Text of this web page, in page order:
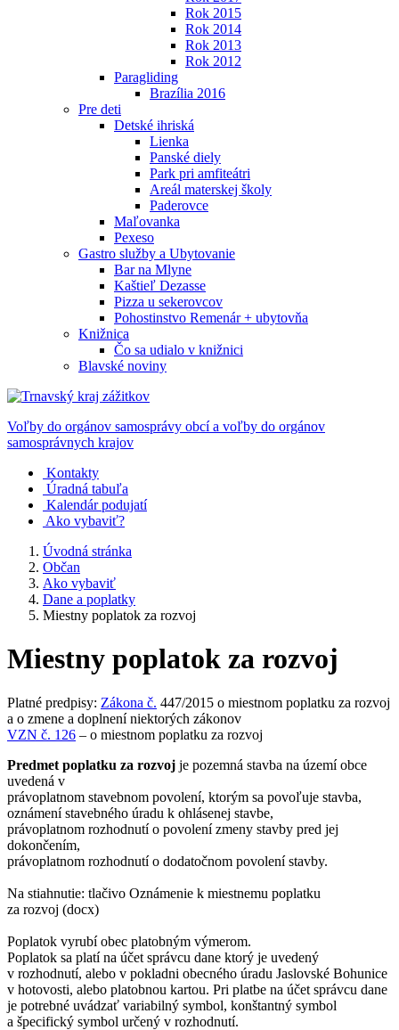
Rok 2015
Rok 2014
Rok 2013
Rok 2012
Paragliding
Brazília 2016
Pre deti
Detské ihriská
Lienka
Panské diely
Park pri amfiteátri
Areál materskej školy
Paderovce
Maľovanka
Pexeso
Gastro služby a Ubytovanie
Bar na Mlyne
Kaštieľ Dezasse
Pizza u sekerovcov
Pohostinstvo Remenár + ubytovňa
Knižnica
Čo sa udialo v knižnici
Blavské noviny
Voľby do orgánov samosprávy obcí a voľby do orgánov
samosprávnych krajov
Kontakty
Úradná tabuľa
Kalendár podujatí
Ako vybaviť?
Úvodná stránka
Občan
Ako vybaviť
Dane a poplatky
Miestny poplatok za rozvoj
Miestny poplatok za rozvoj
Platné predpisy: Zákona č. 447/2015 o miestnom poplatku za rozvoj
a o zmene a doplnení niektorých zákonov
VZN č. 126 – o miestnom poplatku za rozvoj
Predmet poplatku za rozvoj je pozemná stavba na území obce
uvedená v
právoplatnom stavebnom povolení, ktorým sa povoľuje stavba,
oznámení stavebného úradu k ohlásenej stavbe,
právoplatnom rozhodnutí o povolení zmeny stavby pred jej
dokončením,
právoplatnom rozhodnutí o dodatočnom povolení stavby.
Na stiahnutie: tlačivo Oznámenie k miestnemu poplatku
za rozvoj (docx)
Poplatok vyrubí obec platobným výmerom.
Poplatok sa platí na účet správcu dane ktorý je uvedený
v rozhodnutí, alebo v pokladni obecného úradu Jaslovské Bohunice
v hotovosti, alebo platobnou kartou. Pri platbe na účet správcu dane
je potrebné uvádzať variabilný symbol, konštantný symbol
a špecifický symbol určený v rozhodnutí.